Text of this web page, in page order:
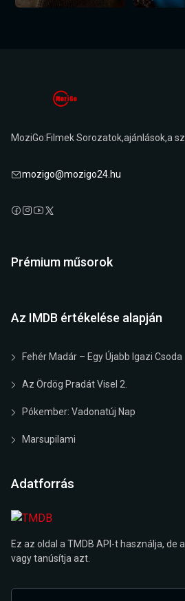
MoziGo:Filmek Sorozatok,ajánlások,a
mozigo@mozigo24.hu
Prémium műsorok
Az IMDB értékelése alapján
Fehér Madár – Egy Újabb Igazi Csoda
Az Ördög Pradát Visel 2.
Pókember: Vadonatúj Nap
Marsupilami
Adatforrás
Ez az oldal a TMDB API-t használja, de
vagy tanúsítja azt.